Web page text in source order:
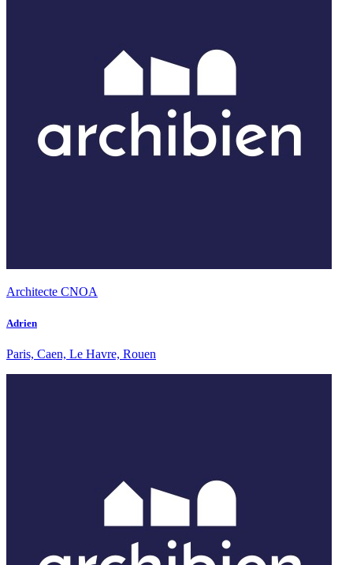
Architecte CNOA
Adrien
Paris, Caen, Le Havre, Rouen